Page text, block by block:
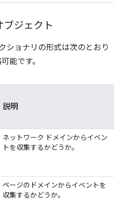
ブジェクト
ショナリの形式は次のとおり
能です。
説明
ネットワーク ドメインからイベン
トを収集するかどうか。
ページのドメインからイベントを
収集するかどうか。